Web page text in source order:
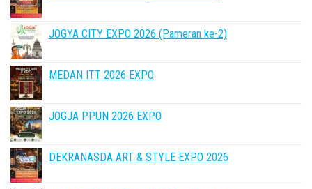
JOGYA CITY EXPO 2026 (Pameran ke-2)
MEDAN ITT 2026 EXPO
JOGJA PPUN 2026 EXPO
DEKRANASDA ART & STYLE EXPO 2026